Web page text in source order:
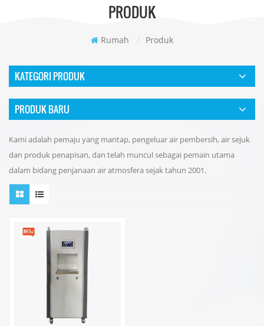
PRODUK
Rumah / Produk
KATEGORI PRODUK
PRODUK BARU
Kami adalah pemaju yang mantap, pengeluar air pembersih, air sejuk
dan produk penapisan, dan telah muncul sebagai pemain utama
dalam bidang penjanaan air atmosfera sejak tahun 2001.